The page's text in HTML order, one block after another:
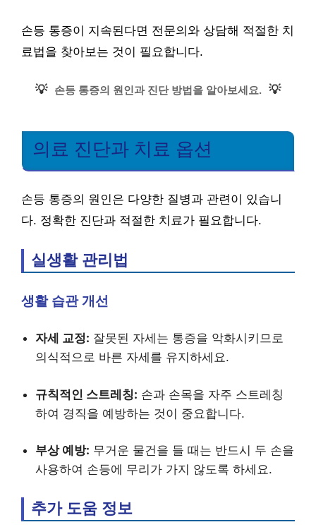
손등 통증이 지속된다면 전문의와 상담해 적절한 치
료법을 찾아보는 것이 필요합니다.
💡 손등 통증의 원인과 진단 방법을 알아보세요. 💡
의료 진단과 치료 옵션
손등 통증의 원인은 다양한 질병과 관련이 있습니
다. 정확한 진단과 적절한 치료가 필요합니다.
실생활 관리법
생활 습관 개선
자세 교정: 잘못된 자세는 통증을 악화시키므로
의식적으로 바른 자세를 유지하세요.
규칙적인 스트레칭: 손과 손목을 자주 스트레칭
하여 경직을 예방하는 것이 중요합니다.
부상 예방: 무거운 물건을 들 때는 반드시 두 손을
사용하여 손등에 무리가 가지 않도록 하세요.
추가 도움 정보